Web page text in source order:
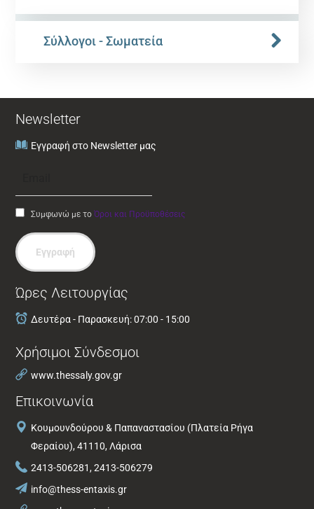
Σύλλογοι - Σωματεία
Newsletter
Εγγραφή στο Newsletter μας
Συμφωνώ με τοΌροι και Προϋποθέσεις
Εγγραφή
Ώρες Λειτουργίας
Δευτέρα - Παρασκευή: 07:00 - 15:00
Χρήσιμοι Σύνδεσμοι
www.thessaly.gov.gr
Επικοινωνία
Κουμουνδούρου & Παπαναστασίου (Πλατεία Ρήγα
Φεραίου), 41110, Λάρισα
2413-506281, 2413-506279
info@thess-entaxis.gr